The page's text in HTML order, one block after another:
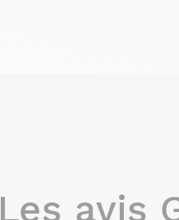
Les avis